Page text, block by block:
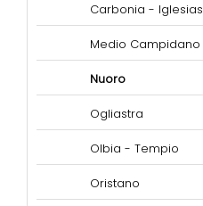
Carbonia - Iglesias
Medio Campidano
Nuoro
Ogliastra
Olbia - Tempio
Oristano